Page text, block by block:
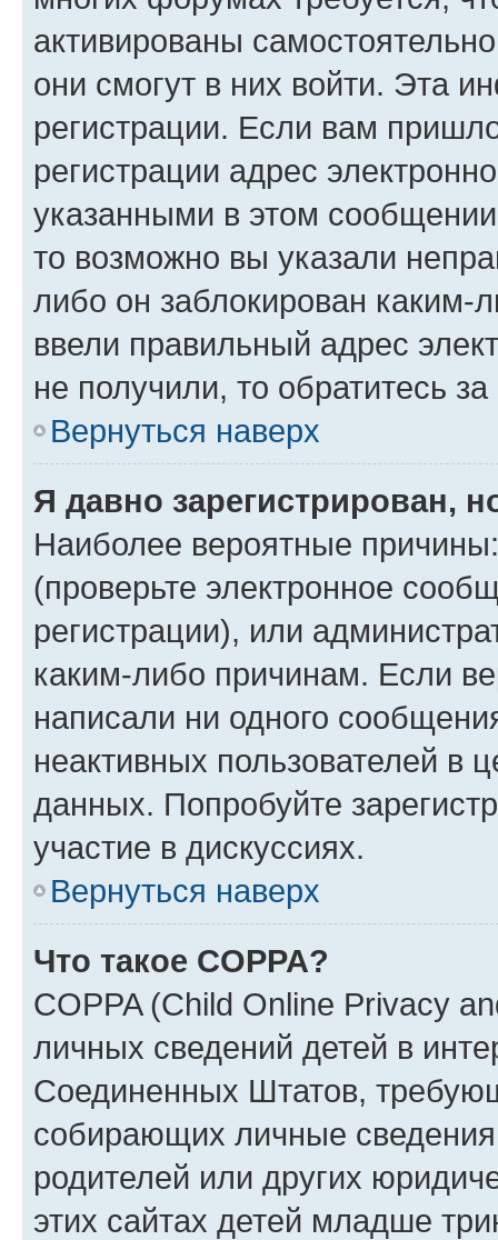
активированы
они смогут в них войти. Эта
регистрации. Если вам
регистрации адрес
указанными в этом
то возможно вы указали
либо он заблокирован
ввели правильный адрес
не получили, то обратитесь
Вернуться наверх
Я давно зарегистрирован,
Наиболее вероятные
(проверьте электронное
регистрации), или
каким-либо причинам. Если
написали ни одного
неактивных пользователей в
данных. Попробуйте
участие в дискуссиях.
Вернуться наверх
Что такое COPPA?
COPPA (Child Online Privacy
личных сведений детей в
Соединенных Штатов,
собирающих личные
родителей или других
этих сайтах детей младше